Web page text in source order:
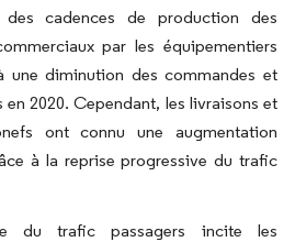
cadences de production des
par les équipementiers
une diminution des commandes et
2020. Cependant, les livraisons et
ont connu une augmentation
à la reprise progressive du trafic
du trafic passagers incite les